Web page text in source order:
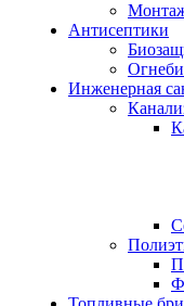
Антисептики
Инженерная